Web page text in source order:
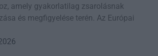
amely gyakorlatilag zsarolásnak
és megfigyelése terén. Az Európai